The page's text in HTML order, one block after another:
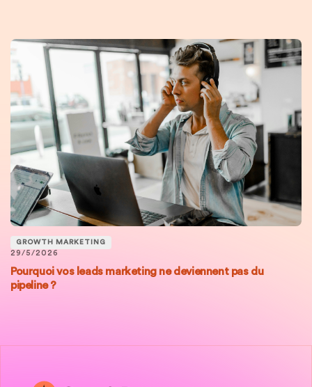
GROWTH MARKETING
29/5/2026
Pourquoi vos leads marketing ne deviennent pas du
pipeline ?